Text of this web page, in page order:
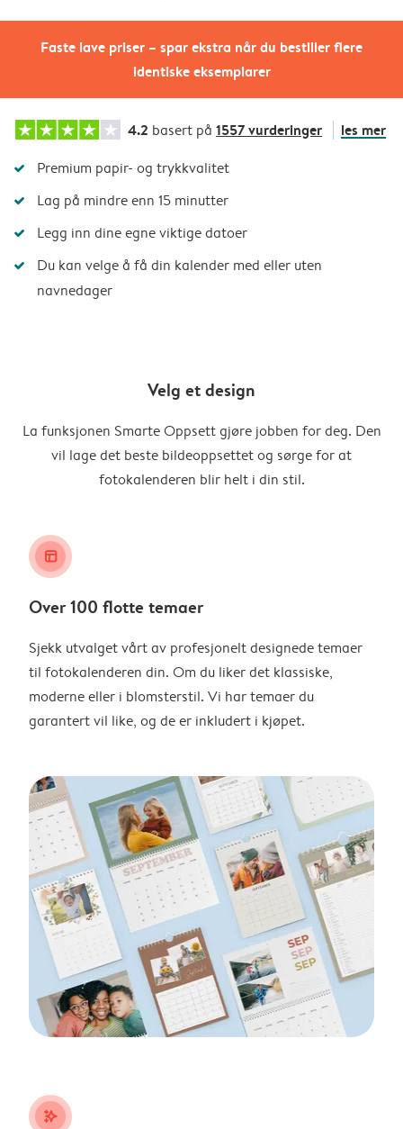
Faste lave priser – spar ekstra når du bestiller flere
identiske eksemplarer
4.2 basert på 1557 vurderinger les mer
Premium papir- og trykkvalitet
Lag på mindre enn 15 minutter
Legg inn dine egne viktige datoer
Du kan velge å få din kalender med eller uten
navnedager
Velg et design
La funksjonen Smarte Oppsett gjøre jobben for deg. Den
vil lage det beste bildeoppsettet og sørge for at
fotokalenderen blir helt i din stil.
layout_alt
Over 100 flotte temaer
Sjekk utvalget vårt av profesjonelt designede temaer
til fotokalenderen din. Om du liker det klassiske,
moderne eller i blomsterstil. Vi har temaer du
garantert vil like, og de er inkludert i kjøpet.
stars_plus